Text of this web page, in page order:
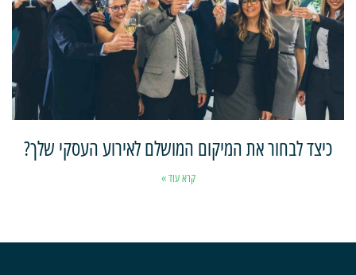
כיצד לבחור את המיקום המושלם לאירוע העסקי שלך?
קרא עוד »